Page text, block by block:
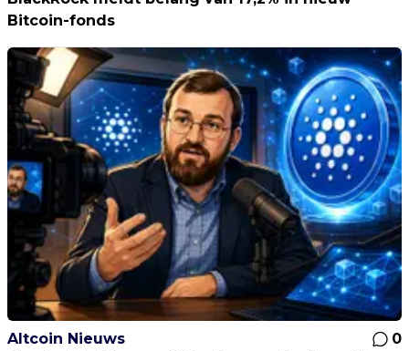
Bitcoin-fonds
Altcoin Nieuws
0